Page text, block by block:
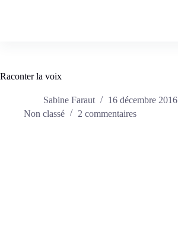
Raconter la voix
Sabine Faraut
16 décembre 2016
Non classé
2 commentaires